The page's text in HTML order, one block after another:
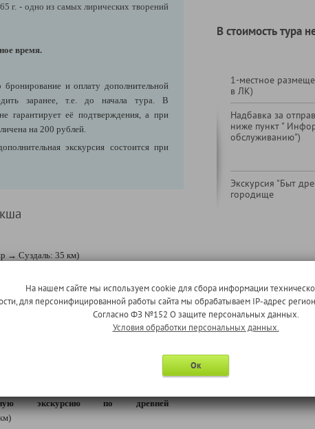
г. - одно из самых лирических творений
время.
и оплату дополнительной
заранее, т.е. до начала тура. В
гарантирует её подтверждения, а при
на 200 рублей.
экскурсия состоится при
→ Суздаль: 35 км)
свыше 100 памятников русского
Кремля – Рождественский собор,
и на окраинах Суздаля – ансамбли
Ризположенский, Покровский,
кремль
– древнейшую часть
существующее с X века, а по
экскурсию по древней
В стоимость тура
1-местное
в ЛК)
Надбавка за
ниже пункт "
обслуживанию")
Экскурсия "Быт
городище
На нашем сайте мы используем cookie для сбора информации
для персонифицированной работы сайта мы обрабатываем IP-адрес
Согласно ФЗ №152 О защите персональных данных.
Условия обработки персональных данных.
Ок